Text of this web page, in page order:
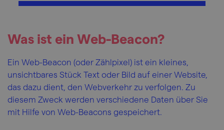
Was ist ein Web-Beacon?
Ein Web-Beacon (oder Zählpixel) ist ein kleines,
unsichtbares Stück Text oder Bild auf einer Website,
das dazu dient, den Webverkehr zu verfolgen. Zu
diesem Zweck werden verschiedene Daten über Sie
mit Hilfe von Web-Beacons gespeichert.